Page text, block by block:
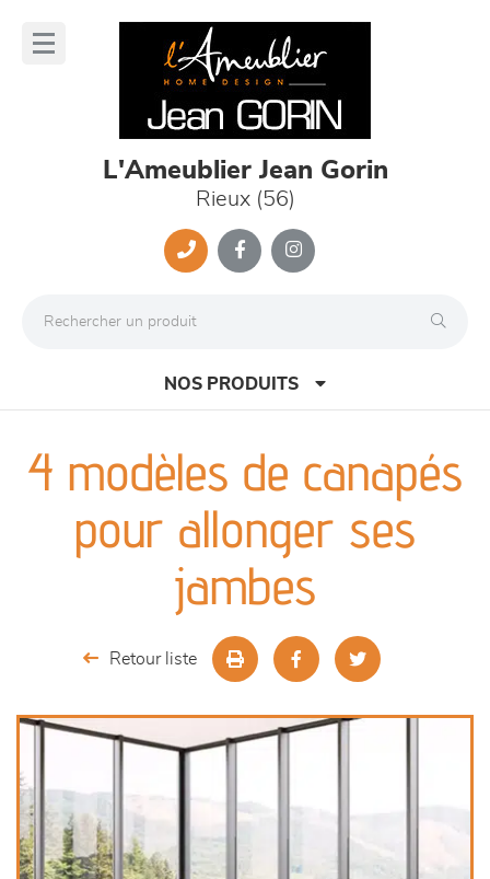
L'Ameublier Jean Gorin
Rieux (56)
NOS PRODUITS
canapés et fauteuils
séjours
meubles de complément
chambres et dressing
literie
décoration
4 modèles de canapés
pour allonger ses
jambes
Retour liste